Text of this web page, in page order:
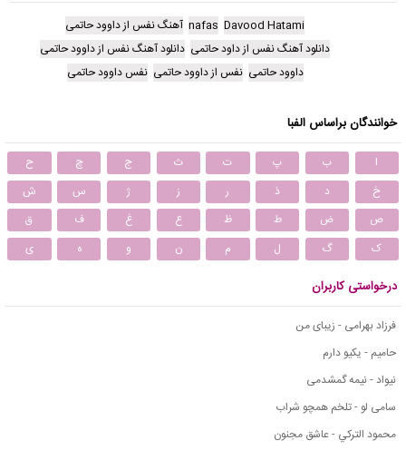
Davood Hatami
nafas آهنگ نفس از داوود حاتمی
دانلود آهنگ نفس از داود حاتمی دانلود آهنگ نفس از داوود حاتمی
داوود حاتمی نفس از داوود حاتمی نفس داوود حاتمی
خوانندگان براساس الفبا
ا ب پ ت ث ج چ
ح
خ
د ذ ر ز ژ س
ش
ص
ض ط ظ ع غ ف
ق
ک
گ ل م ن و ه ی
درخواستی کاربران
فرزاد بهرامی - زیبای من
حامیم - یکیو دارم
نیواد - نیمه گمشدمی
سامی لو - تلخم همچو شراب
محمود التركي - عاشق مجنون